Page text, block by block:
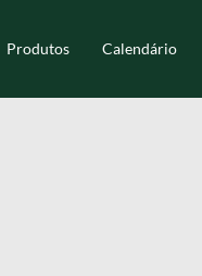
Produtos Calendário